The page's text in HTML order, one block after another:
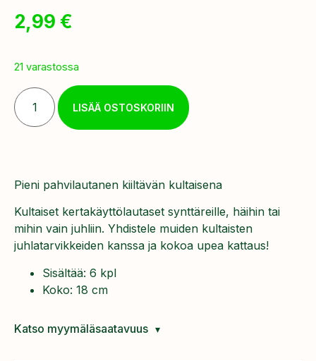
2,99 €
21 varastossa
LISÄÄ OSTOSKORIIN
Pieni pahvilautanen kiiltävän kultaisena
Kultaiset kertakäyttölautaset synttäreille, häihin tai
mihin vain juhliin. Yhdistele muiden kultaisten
juhlatarvikkeiden kanssa ja kokoa upea kattaus!
Sisältää: 6 kpl
Koko: 18 cm
Katso myymäläsaatavuus